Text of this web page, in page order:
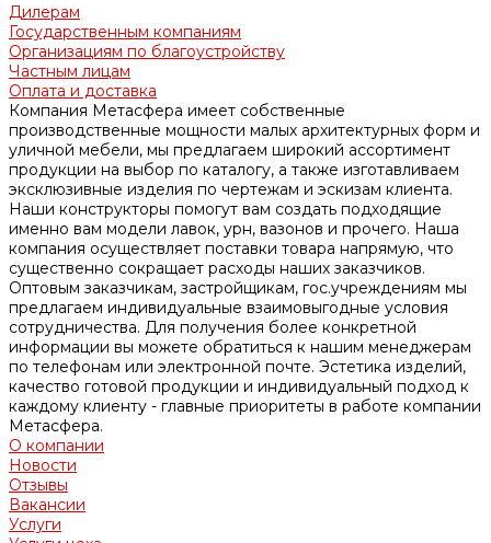
Дилерам
Государственным компаниям
Организациям по благоустройству
Частным лицам
Оплата и доставка
Компания Метасфера имеет собственные
производственные мощности малых архитектурных форм и
уличной мебели, мы предлагаем широкий ассортимент
продукции на выбор по каталогу, а также изготавливаем
эксклюзивные изделия по чертежам и эскизам клиента.
Наши конструкторы помогут вам создать подходящие
именно вам модели лавок, урн, вазонов и прочего. Наша
компания осуществляет поставки товара напрямую, что
существенно сокращает расходы наших заказчиков.
Оптовым заказчикам, застройщикам, гос.учреждениям мы
предлагаем индивидуальные взаимовыгодные условия
сотрудничества. Для получения более конкретной
информации вы можете обратиться к нашим менеджерам
по телефонам или электронной почте. Эстетика изделий,
качество готовой продукции и индивидуальный подход к
каждому клиенту - главные приоритеты в работе компании
Метасфера.
О компании
Новости
Отзывы
Вакансии
Услуги